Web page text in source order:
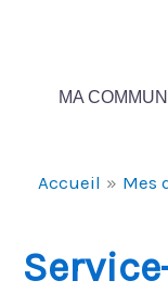
MA
Accueil Mes